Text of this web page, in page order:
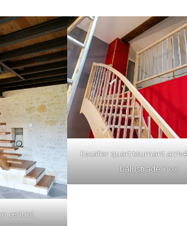
central
Escalier quart tournant
balustrade inox